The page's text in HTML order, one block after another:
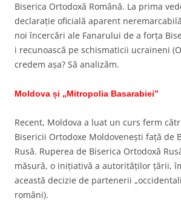
Biserica Ortodoxă Română. La prima
declarație oficială aparent
noi încercări ale Fanarului de a forța
i recunoască pe schismaticii ucraineni
credem așa? Să analizăm.
Moldova și „Mitropolia Basarabiei”
Recent, Moldova a luat un curs ferm
Bisericii Ortodoxe Moldovenești față de
Rusă. Ruperea de Biserica Ortodoxă
măsură, o inițiativă a autorităților țării,
această decizie de partenerii
români).